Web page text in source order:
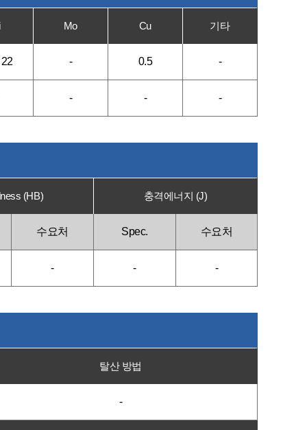
Mo Cu 기타
- 0.5 -
- - -
(HB) 충격에너지 (J)
수요처 Spec. 수요처
- - -
탈산 방법
-